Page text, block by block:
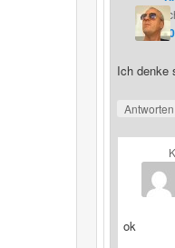
Ich denke
Antworten
ok